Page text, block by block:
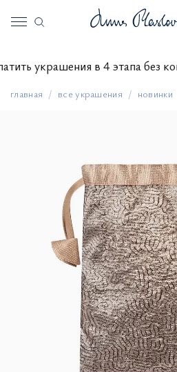
украшения в 4 этапа
главная все украшения новинки